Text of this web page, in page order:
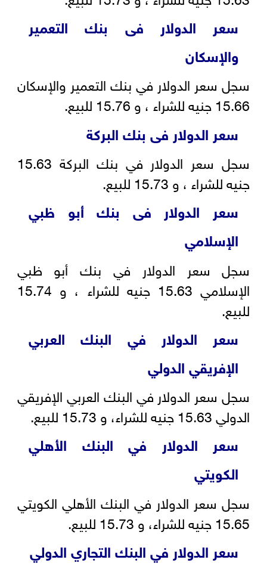
سعر الدولار فى بنك التعمير
والإسكان
سجل سعر الدولار في بنك التعمير والإسكان
15.66 جنيه للشراء ، و 15.76 للبيع.
سعر الدولار فى بنك البركة
سجل سعر الدولار في بنك البركة 15.63
جنيه للشراء ، و 15.73 للبيع.
سعر الدولار فى بنك أبو ظبي
الإسلامي
سجل سعر الدولار في بنك أبو ظبي
الإسلامي 15.63 جنيه للشراء ، و 15.74
للبيع.
سعر الدولار في البنك العربي
الإفريقي الدولي
سجل سعر الدولار في البنك العربي الإفريقي
الدولي 15.63 جنيه للشراء، و 15.73 للبيع.
سعر الدولار في البنك الأهلي
الكويتي
سجل سعر الدولار في البنك الأهلي الكويتي
15.65 جنيه للشراء، و 15.73 للبيع.
سعر الدولار في البنك التجاري الدولي